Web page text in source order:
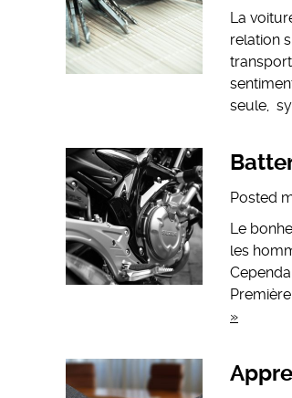
La
relation
seule,
Posted
Le
les
»